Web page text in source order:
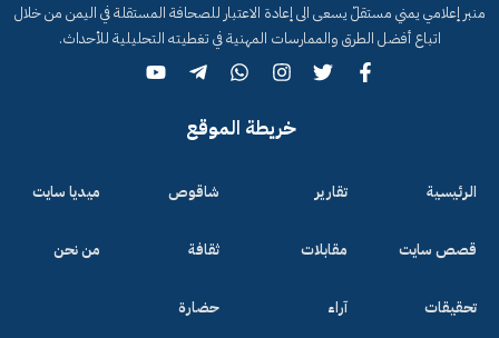
منبر إعلامي يمني مستقلّ يسعى الى إعادة الاعتبار للصحافة المستقلة في اليمن من خلال
اتباع أفضل الطرق والممارسات المهنية في تغطيته التحليلية للأحداث.
خريطة الموقع
الرئيسية
قصص سايت
تحقيقات
تقارير
مقابلات
آراء
شاقوص
ثقافة
حضارة
ميديا سايت
من نحن